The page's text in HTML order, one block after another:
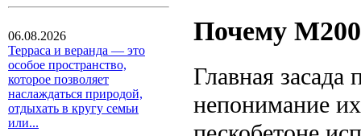
06.08.2026
Терраса и веранда — это
особое пространство,
которое позволяет
наслаждаться природой,
отдыхать в кругу семьи
или...
Почему М200
Главная
непонимание